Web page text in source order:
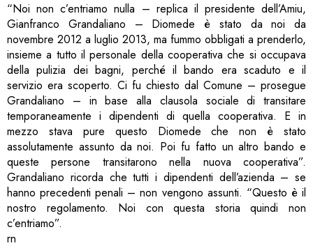
“Noi non c’entriamo nulla – replica il presidente dell’Amiu,
Gianfranco Grandaliano – Diomede è stato da noi da
novembre 2012 a luglio 2013, ma fummo obbligati a prenderlo,
insieme a tutto il personale della cooperativa che si occupava
della pulizia dei bagni, perché il bando era scaduto e il
servizio era scoperto. Ci fu chiesto dal Comune – prosegue
Grandaliano – in base alla clausola sociale di transitare
temporaneamente i dipendenti di quella cooperativa. E in
mezzo stava pure questo Diomede che non è stato
assolutamente assunto da noi. Poi fu fatto un altro bando e
queste persone transitarono nella nuova cooperativa”.
Grandaliano ricorda che tutti i dipendenti dell’azienda – se
hanno precedenti penali – non vengono assunti. “Questo è il
nostro regolamento. Noi con questa storia quindi non
c’entriamo”.
rn